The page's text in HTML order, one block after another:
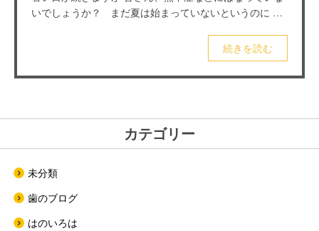
いでしょうか？ まだ夏は始まっていないというのに …
続きを読む
カテゴリー
未分類
歯のブログ
はのいろは